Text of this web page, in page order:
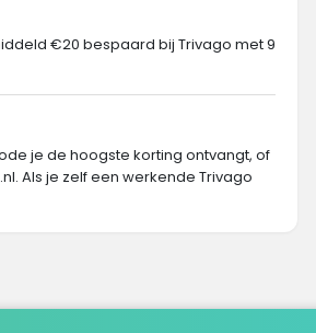
€20 bespaard bij Trivago met 9
je de hoogste korting ontvangt, of
Als je zelf een werkende Trivago